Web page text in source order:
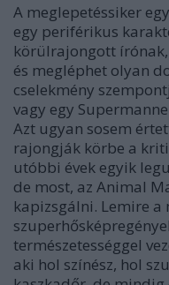
A meglepetéssiker
egy periférikus
körülrajongott
és megléphet olyan
cselekmény
vagy egy
Azt ugyan sosem
rajongják körbe a
utóbbi évek egyik
de most, az Animal
kapizsgálni. Lemire a
természetességgel
aki hol színész, hol